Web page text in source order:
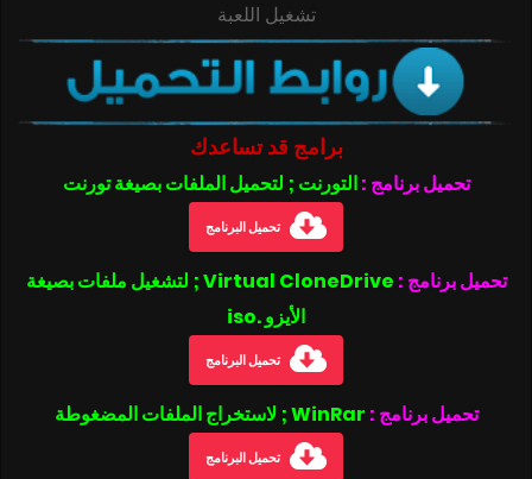
تشغيل اللعبة
برامج قد تساعدك
تحميل برنامج :التورنت ; لتحميل الملفات بصيغة تورنت
تحميل البرنامج
تحميل برنامج :
Virtual CloneDrive ; لتشغيل ملفات بصيغة
الأيزو .iso
تحميل البرنامج
تحميل برنامج : WinRar ; لاستخراج الملفات المضغوطة
تحميل البرنامج